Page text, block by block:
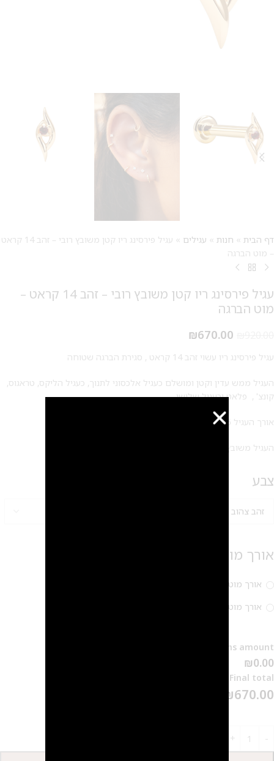
דף הבית » חנות » עגילים »
עגיל פירסינג ריו קטן משובץ רובי – זהב 14 קראט
– מוט הברגה
עגיל פירסינג ריו קטן משובץ רובי – זהב 14 קראט –
מוט הברגה
₪670.00
עגיל פירסינג ריו עשוי זהב 14 קראט , סגירת הברגה שטוחה
העגיל ממש עדין וקטן ומושלם כעגיל אלכסוני לתנוך, כעגיל הליקס, טראגוס,
קונצ' , פלאט וכעגיל שלישי
אורך העגיל 5 מ"מ
העגיל משובץ באבן רובי
צבע
אורך מוט
אורך מוט – 6 מ"מ (חור שהחלים)
אורך מוט – 8 מ"מ (חור חדש)
Options amount
₪0.00
Final total
₪670.00